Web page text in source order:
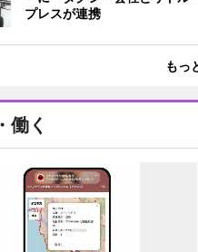
プレスが連携
もっ
働く